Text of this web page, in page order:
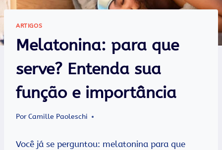
ARTIGOS
Melatonina: para que
serve? Entenda sua
função e importância
PorCamille Paoleschi
Você já se perguntou: melatonina para que